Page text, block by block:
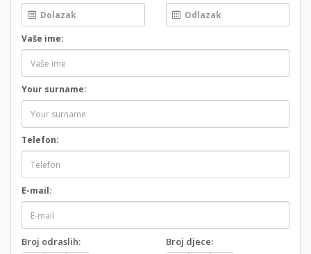
Vaše ime:
Your surname:
Telefon:
E-mail:
Broj odraslih: Broj djece: